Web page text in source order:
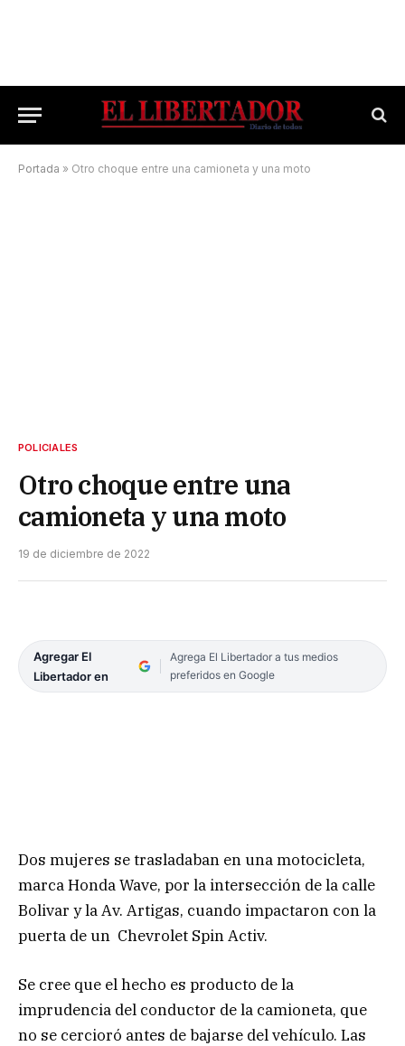
Portada » Otro choque entre una camioneta y una moto
POLICIALES
Otro choque entre una
camioneta y una moto
19 de diciembre de 2022
Agregar El
Libertador en
Agrega El Libertador a tus medios
preferidos en Google
Dos mujeres se trasladaban en una motocicleta,
marca Honda Wave, por la intersección de la calle
Bolivar y la Av. Artigas, cuando impactaron con la
puerta de un Chevrolet Spin Activ.
Se cree que el hecho es producto de la
imprudencia del conductor de la camioneta, que
no se cercioró antes de bajarse del vehículo. Las